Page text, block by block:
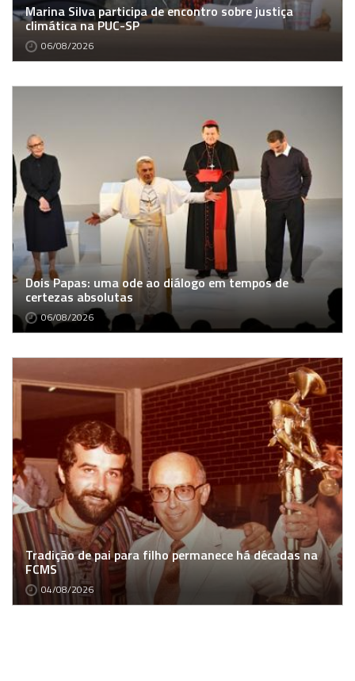
Marina Silva participa de encontro sobre justiça
climática na PUC-SP
06/08/2026
Dois Papas: uma ode ao diálogo em tempos de
certezas absolutas
06/08/2026
Tradição de pai para filho permanece há décadas na
FCMS
04/08/2026